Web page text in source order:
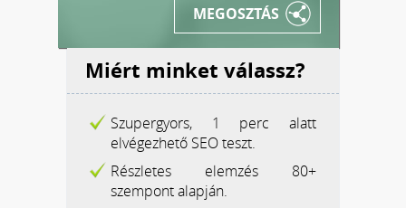
MEGOSZTÁS
Miért minket válassz?
Szupergyors, 1 perc alatt
elvégezhető SEO teszt.
Részletes elemzés 80+
szempont alapján.